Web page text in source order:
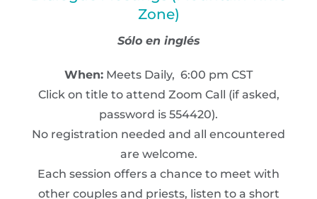
Zone)
Sólo en inglés
When: Meets Daily, 6:00 pm CST
Click on title to attend Zoom Call (if asked,
password is 554420).
No registration needed and all encountered
are welcome.
Each session offers a chance to meet with
other couples and priests, listen to a short